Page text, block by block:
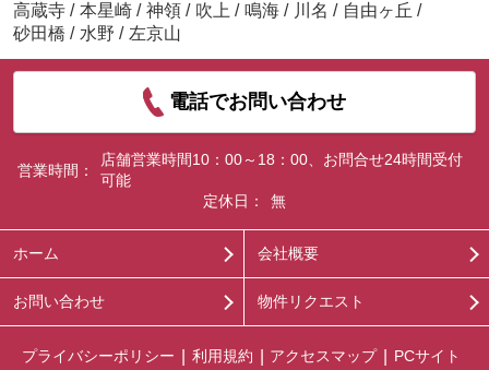
高蔵寺 / 本星崎 / 神領 / 吹上 / 鳴海 / 川名 / 自由ヶ丘 /
砂田橋 / 水野 / 左京山
電話でお問い合わせ
営業時間：
店舗営業時間10：00～18：00、お問合せ24時間受付
可能
定休日：
無
ホーム 会社概要
お問い合わせ 物件リクエスト
プライバシーポリシー 利用規約 アクセスマップ PCサイト